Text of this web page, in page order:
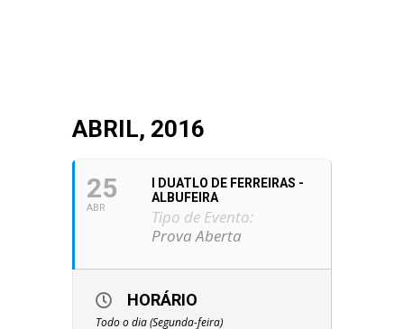
ABRIL, 2016
25
ABR
I DUATLO DE FERREIRAS -
ALBUFEIRA
Tipo de Evento:
Prova Aberta
HORÁRIO
Todo o dia (Segunda-feira)